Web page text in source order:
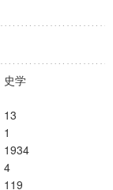
史学
13
1
1934
4
119